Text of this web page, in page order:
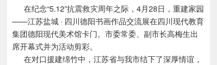
在纪念“5.12”抗震救灾周年之际，4月28日，重建家园
——江苏盐城 · 四川德阳书画作品交流展在四川现代教育
集团德阳现代美术馆卡门。市委常委、副市长高梅生出
席开幕式并为活动剪彩。
在对口援建绵竹中，江苏省与我市结下了深厚情谊，